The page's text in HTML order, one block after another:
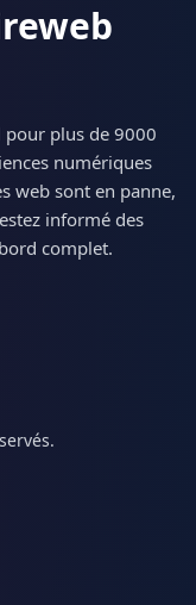
pour plus de 9000
numériques
web sont en panne,
informé des
complet.